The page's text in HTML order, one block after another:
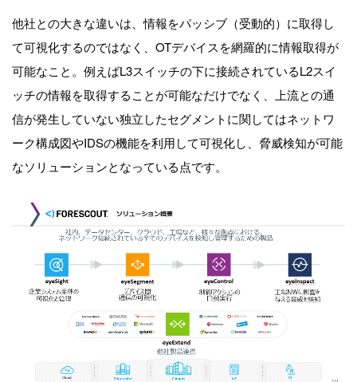
他社との大きな違いは、情報をパッシブ（受動的）に取得し
て可視化するのではなく、OTデバイスを網羅的に情報取得が
可能なこと。例えばL3スイッチの下に接続されているL2スイ
ッチの情報を取得することが可能なだけでなく、上流との通
信が発生していない独立したセグメントに関してはネットワ
ーク構成図やIDSの機能を利用して可視化し、脅威検知が可能
なソリューションとなっている点です。